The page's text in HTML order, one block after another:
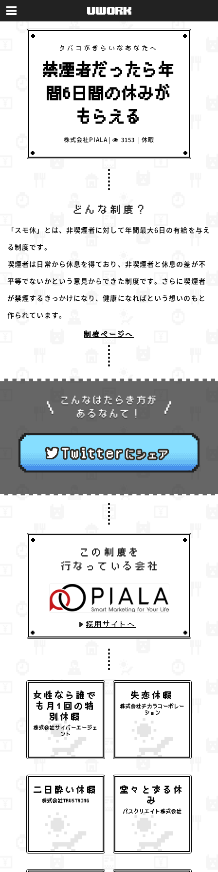
タバコがきらいなあなたへ
禁煙者だったら年
間6日間の休みが
もらえる
株式会社PIALA 3153 休暇
「スモ休」とは、非喫煙者に対して年間最大6日の有給を与え
る制度です。
喫煙者は日常から休息を得ており、非喫煙者と休息の差が不
平等でないかという意見からできた制度です。さらに喫煙者
が禁煙するきっかけになり、健康になればという想いのもと
作られています。
制度ページへ
採用サイトへ
女性なら誰で
も月1回の特
別休暇
株式会社サイバーエージェ
ント
失恋休暇
株式会社チカラコーポレー
ション
二日酔い休暇
株式会社TRUSTRING
堂々とずる休
み
パスクリエイト株式会社